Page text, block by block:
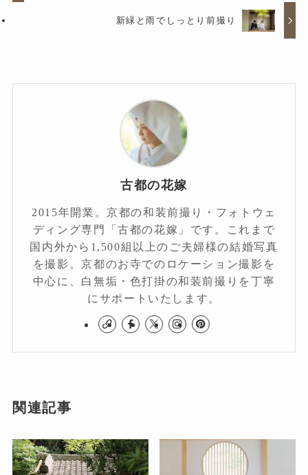
新緑と雨でしっとり前撮り
古都の花嫁
2015年開業。京都の和装前撮り・フォトウェ
ディング専門「古都の花嫁」です。これまで
国内外から1,500組以上のご夫婦様の結婚写真
を撮影。京都のお寺でのロケーション撮影を
中心に、白無垢・色打掛の和装前撮りを丁寧
にサポートいたします。
関連記事